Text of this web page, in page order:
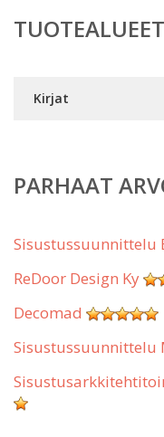
TUOTEALUEET
Kirjat
PARHAAT
Sisustussuunnittelu
ReDoor Design Ky
Decomad